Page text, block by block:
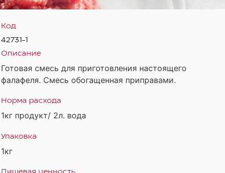
Код
42731-1
Описание
Готовая смесь для приготовления настоящего
фалафеля. Смесь обогащенная приправами.
Норма расхода
1кг продукт/ 2л. вода
Упаковка
1кг